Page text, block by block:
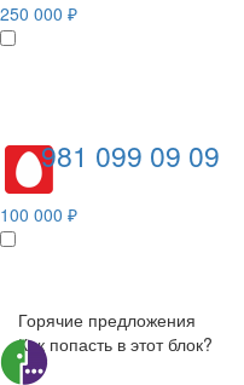
250 000 ₽
981 099 09 09
100 000 ₽
Горячие предложения
Как попасть в этот блок?